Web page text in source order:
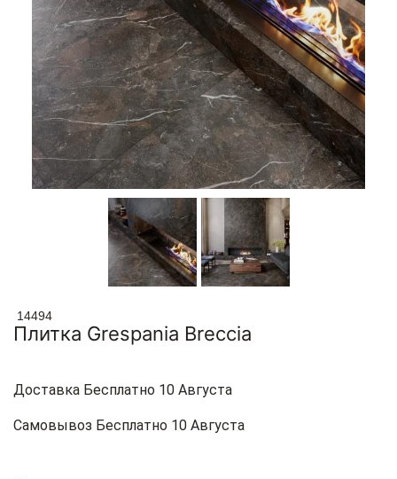
14494
Плитка Grespania Breccia
Доставка Бесплатно 10 Августа
Самовывоз Бесплатно 10 Августа